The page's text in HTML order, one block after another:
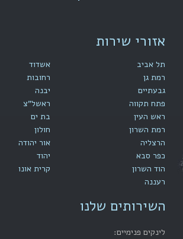
אזורי שירות
אשדוד
רחובות
יבנה
ראשל"צ
בת ים
חולון
אור יהודה
יהוד
קרית אונו
תל אביב
רמת גן
גבעתיים
פתח תקווה
ראש העין
רמת השרון
הרצליה
כפר סבא
הוד השרון
רעננה
השירותים שלנו
לינקים פנימיים: